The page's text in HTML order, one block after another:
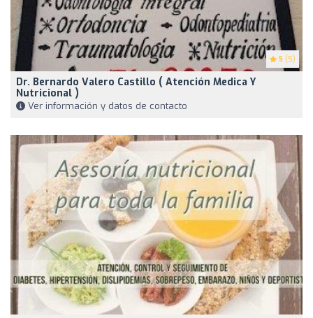
5 (5)
Dr. Bernardo Valero Castillo ( Atención Medica Y
Nutricional )
Ver información y datos de contacto